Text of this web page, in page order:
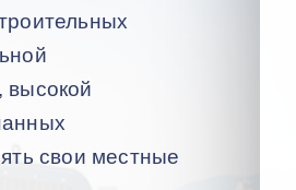
высокой
свои местные